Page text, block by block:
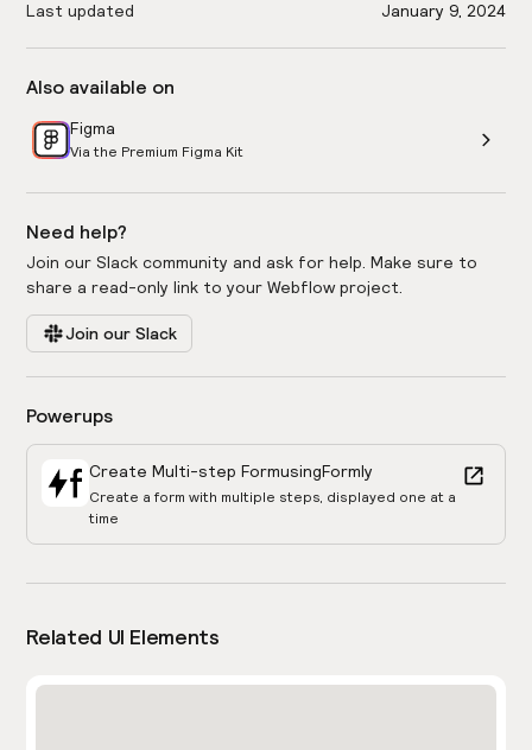
Last updated
January 9, 2024
Also available on
Figma
Via the Premium Figma Kit
Need help?
Join our Slack community and ask for help. Make sure to
share a read-only link to your Webflow project.
Join our Slack
Powerups
Create Multi-step FormusingFormly
Create a form with multiple steps, displayed one at a
time
Related UI Elements